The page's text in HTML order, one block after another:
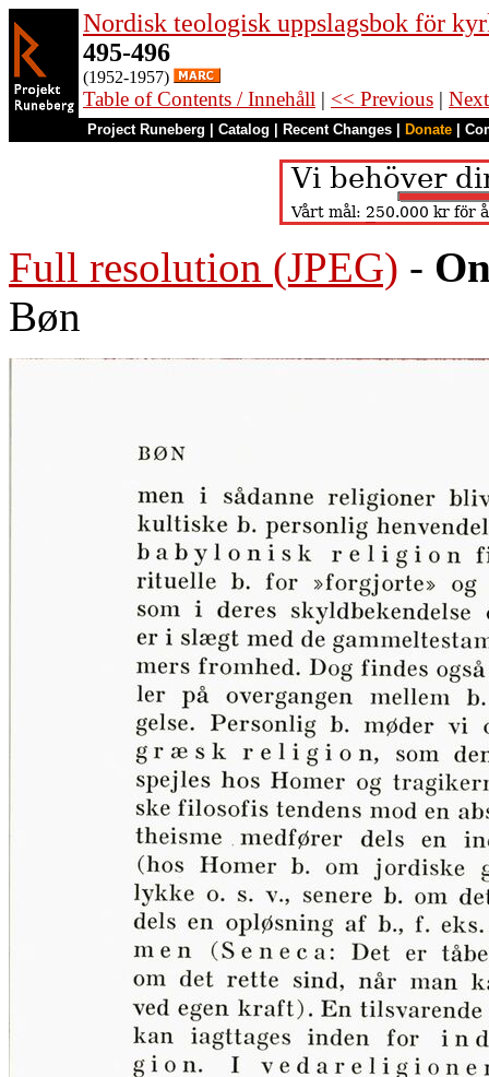
Nordisk teologisk uppslagsbok för
495-496
(1952-1957)
Table of Contents / Innehåll | << Previous |
Project Runeberg Catalog Recent Changes Donate
Full resolution (JPEG) -
Bøn